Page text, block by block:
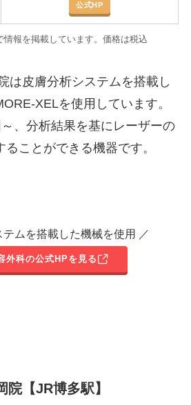
公式HP
報を掲載しています。価格は税込
は皮膚分析システムを搭載し
XELを使用しています。
、分析結果を基にレーザーの
ことができる機器です。
テムを搭載した機械を使用 ／
外科の公式HPを見る
【JR博多駅】